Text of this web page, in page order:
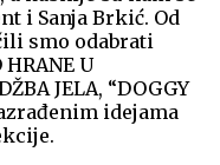
i Sanja Brkić. Od
smo odabrati
U
JELA, “DOGGY
idejama